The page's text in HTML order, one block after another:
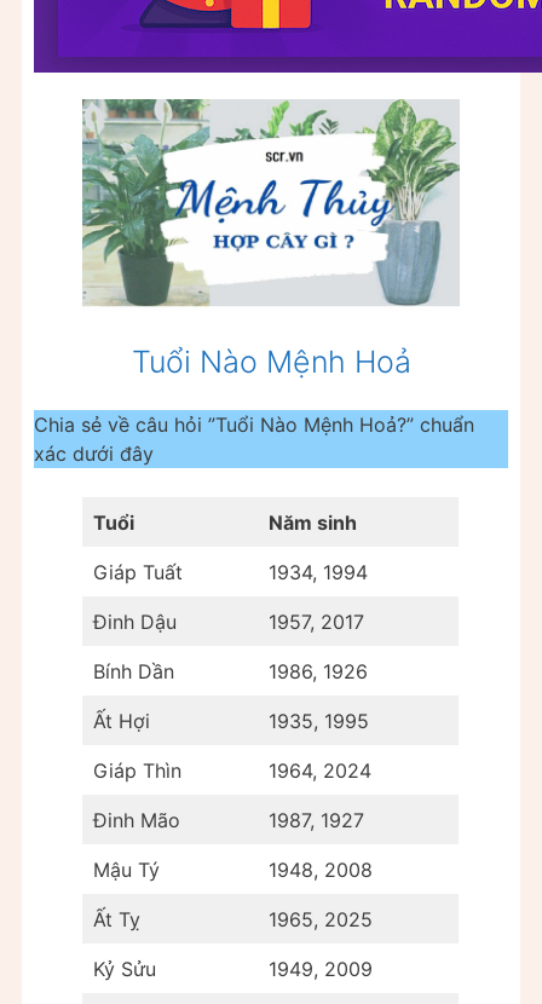
Tuổi Nào Mệnh Hoả
Chia sẻ về câu hỏi ”Tuổi Nào Mệnh Hoả?” chuẩn
xác dưới đây
Tuổi Năm sinh
Giáp Tuất 1934, 1994
Đinh Dậu 1957, 2017
Bính Dần 1986, 1926
Ất Hợi 1935, 1995
Giáp Thìn 1964, 2024
Đinh Mão 1987, 1927
Mậu Tý 1948, 2008
Ất Tỵ 1965, 2025
Kỷ Sửu 1949, 2009